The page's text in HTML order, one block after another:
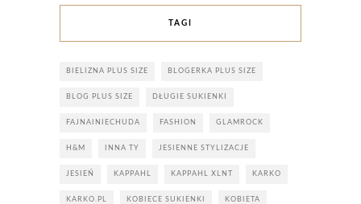
TAGI
BIELIZNA PLUS SIZE BLOGERKA PLUS SIZE
BLOG PLUS SIZE DŁUGIE SUKIENKI
FAJNAINIECHUDA FASHION GLAMROCK
H&M INNA TY JESIENNE STYLIZACJE
JESIEŃ KAPPAHL KAPPAHL XLNT KARKO
KARKO.PL KOBIECE SUKIENKI KOBIETA